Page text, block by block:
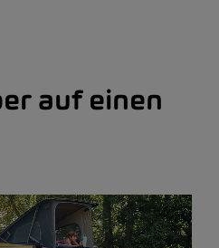
auf einen